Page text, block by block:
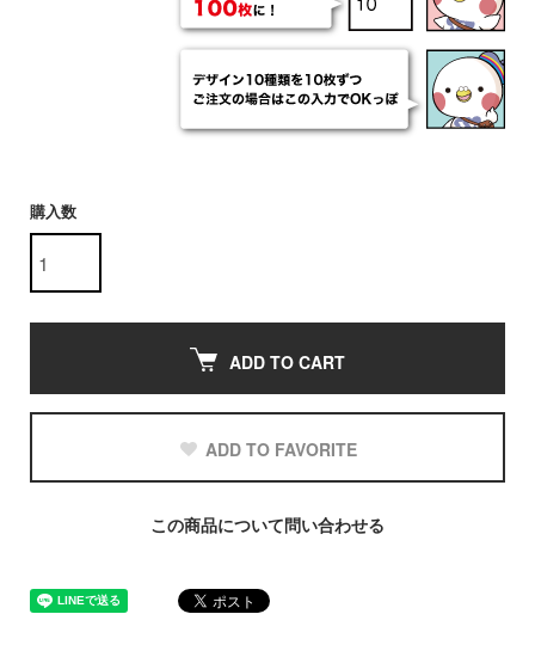
購入数
ADD TO CART
ADD TO FAVORITE
この商品について問い合わせる